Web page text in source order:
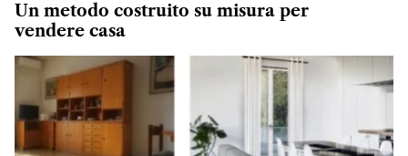
Un metodo costruito su misura per
vendere casa